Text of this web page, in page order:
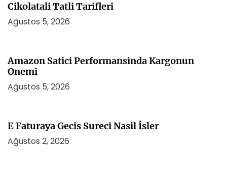
Cikolatali Tatli Tarifleri
Ağustos 5, 2026
Amazon Satici Performansinda Kargonun
Onemi
Ağustos 5, 2026
E Faturaya Gecis Sureci Nasil İsler
Ağustos 2, 2026